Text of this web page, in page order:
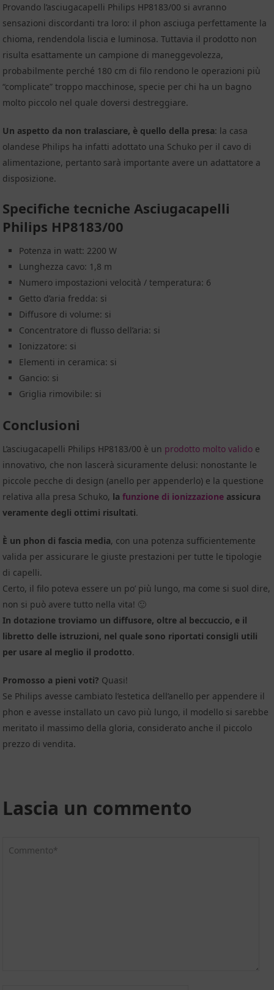
Provando l’asciugacapelli Philips HP8183/00 si avranno
sensazioni discordanti tra loro: il phon asciuga perfettamente la
chioma, rendendola liscia e luminosa. Tuttavia il prodotto non
risulta esattamente un campione di maneggevolezza,
probabilmente perché 180 cm di filo rendono le operazioni più
“complicate” troppo macchinose, specie per chi ha un bagno
molto piccolo nel quale doversi destreggiare.
Un aspetto da non tralasciare, è quello della presa: la casa
olandese Philips ha infatti adottato una Schuko per il cavo di
alimentazione, pertanto sarà importante avere un adattatore a
disposizione.
Specifiche tecniche Asciugacapelli
Philips HP8183/00
Potenza in watt: 2200 W
Lunghezza cavo: 1,8 m
Numero impostazioni velocità / temperatura: 6
Getto d’aria fredda: si
Diffusore di volume: si
Concentratore di flusso dell’aria: si
Ionizzatore: si
Elementi in ceramica: si
Gancio: si
Griglia rimovibile: si
Conclusioni
L’asciugacapelli Philips HP8183/00 è un prodotto molto valido e
innovativo, che non lascerà sicuramente delusi: nonostante le
piccole pecche di design (anello per appenderlo) e la questione
relativa alla presa Schuko, lafunzione di ionizzazione assicura
veramente degli ottimi risultati.
È un phon di fascia media, con una potenza sufficientemente
valida per assicurare le giuste prestazioni per tutte le tipologie
di capelli.
Certo, il filo poteva essere un po’ più lungo, ma come si suol dire,
non si può avere tutto nella vita! 🙂
In dotazione troviamo un diffusore, oltre al beccuccio, e il
libretto delle istruzioni, nel quale sono riportati consigli utili
per usare al meglio il prodotto.
Promosso a pieni voti? Quasi!
Se Philips avesse cambiato l’estetica dell’anello per appendere il
phon e avesse installato un cavo più lungo, il modello si sarebbe
meritato il massimo della gloria, considerato anche il piccolo
prezzo di vendita.
Lascia un commento